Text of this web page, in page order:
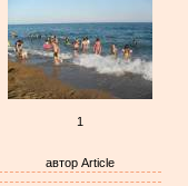
1
автор Article